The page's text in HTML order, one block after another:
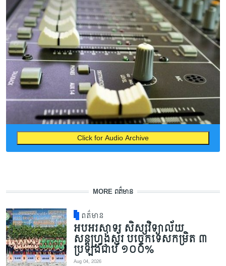
Click for Audio Archive
MORE ពត៌មាន
ពត៌មាន
អបអរសាទរ សិស្សវិទ្យាល័យ
សន្តហ្វ្រង់ស្វ័រ បច្ចេកទេសកម្រិត ៣
ប្រឡងជាប់ ១០០%
Aug 04, 2026